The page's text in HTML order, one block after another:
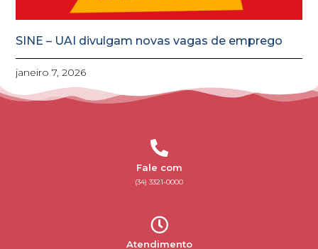
SINE – UAI divulgam novas vagas de emprego
janeiro 7, 2026
Fale com
(34) 3321-0000
Atendimento